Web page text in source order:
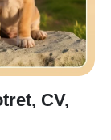
CV,